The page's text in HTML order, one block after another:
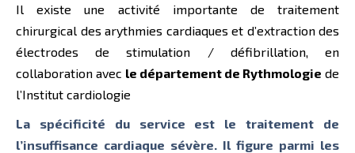
Il existe une activité importante de traitement
chirurgical des arythmies cardiaques et d’extraction des
électrodes de stimulation / défibrillation, en
collaboration avec le département de Rythmologie de
l’Institut cardiologie
La spécificité du service est le traitement de
l’insuffisance cardiaque sévère. Il figure parmi les